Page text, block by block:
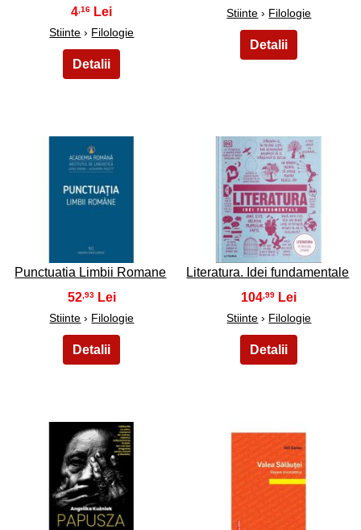
4,16
Stiinte › Filologie
Stiinte › Filologie
11
Punctuatia Limbii Romane
52,93
Stiinte › Filologie
12
Literatura. Idei fundamentale
104,99
Stiinte › Filologie
13 14